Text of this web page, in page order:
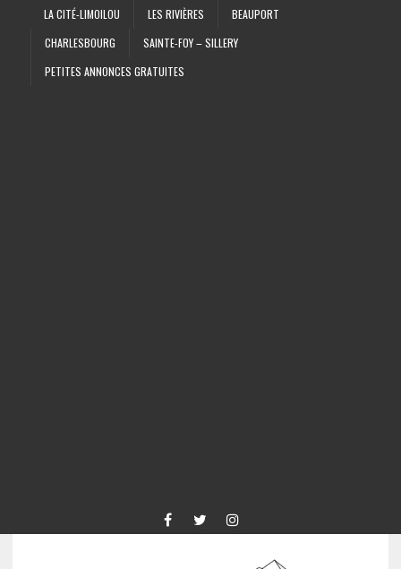
LA CITÉ-LIMOILOU LES RIVIÈRES
BEAUPORT
CHARLESBOURG
SAINTE-FOY – SILLERY
PETITES ANNONCES GRATUITES